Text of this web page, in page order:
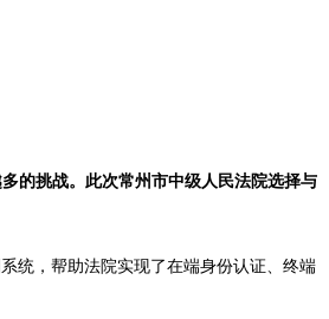
的挑战。此次常州市中级人民法院选择与
系统，帮助法院实现了在端身份认证、 终端